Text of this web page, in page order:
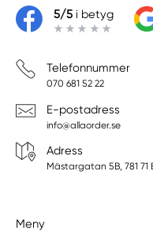
5/5i betyg
Telefonnummer
070 681 52 22
E-postadress
info@allaorder.se
Adress
Mästargatan 5B, 781 71
Meny